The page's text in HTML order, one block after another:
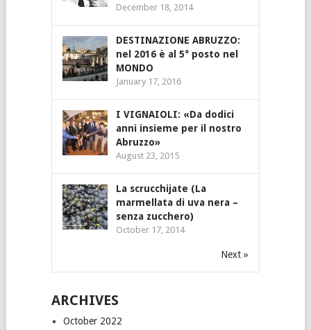
December 18, 2014
DESTINAZIONE ABRUZZO:
nel 2016 è al 5° posto nel
MONDO
January 17, 2016
I VIGNAIOLI: «Da dodici
anni insieme per il nostro
Abruzzo»
August 23, 2015
La scrucchijate (La
marmellata di uva nera –
senza zucchero)
October 17, 2014
Next »
ARCHIVES
October 2022